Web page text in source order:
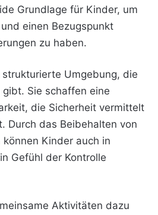
Grundlage für Kinder, um
einen Bezugspunkt
zu haben.
Umgebung, die
Sie schaffen eine
die Sicherheit vermittelt
Durch das Beibehalten von
Kinder auch in
Gefühl der Kontrolle
Aktivitäten dazu